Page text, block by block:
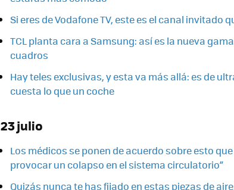
Si eres de Vodafone TV, este es el canal invitado
TCL planta cara a Samsung: así es la nueva
cuadros
Hay teles exclusivas, y esta va más allá: es de
cuesta lo que un coche
23 julio
Los médicos se ponen de acuerdo sobre esto
provocar un colapso en el sistema circulatorio”
Quizás nunca te has fijado en estas piezas de